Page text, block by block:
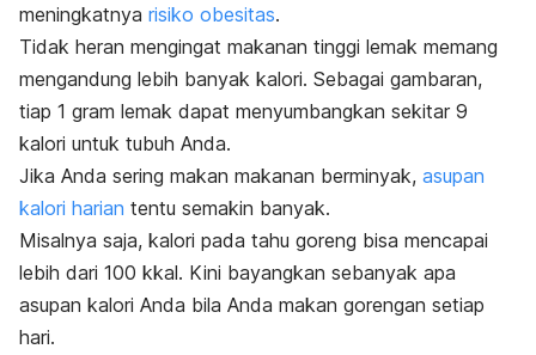
meningkatnya risiko obesitas.
Tidak heran mengingat makanan tinggi lemak memang
mengandung lebih banyak kalori. Sebagai gambaran,
tiap 1 gram lemak dapat menyumbangkan sekitar 9
kalori untuk tubuh Anda.
Jika Anda sering makan makanan berminyak, asupan
kalori harian tentu semakin banyak.
Misalnya saja, kalori pada tahu goreng bisa mencapai
lebih dari 100 kkal. Kini bayangkan sebanyak apa
asupan kalori Anda bila Anda makan gorengan setiap
hari.